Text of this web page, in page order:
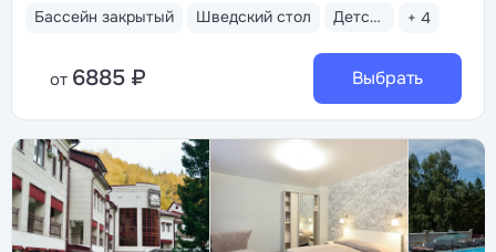
Бассейн закрытый
Шведский стол Детская анимация + 4
от 6885 ₽ Выбрать